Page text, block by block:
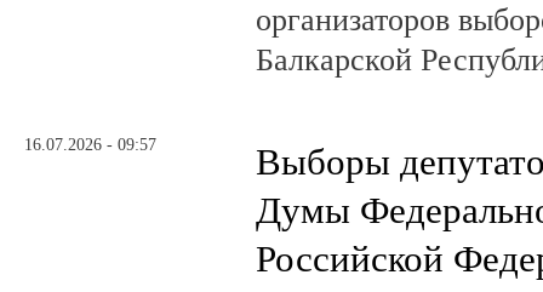
организаторов
Балкарской
16.07.2026 - 09:57
Выборы
Думы
Российской